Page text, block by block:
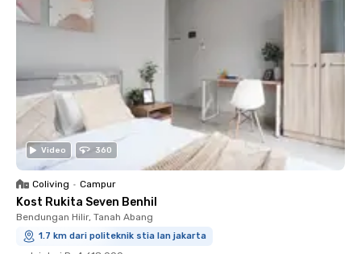
Video 360
Coliving • Campur
Kost Rukita Seven Benhil
Bendungan Hilir, Tanah Abang
1.7 km dari politeknik stia lan jakarta